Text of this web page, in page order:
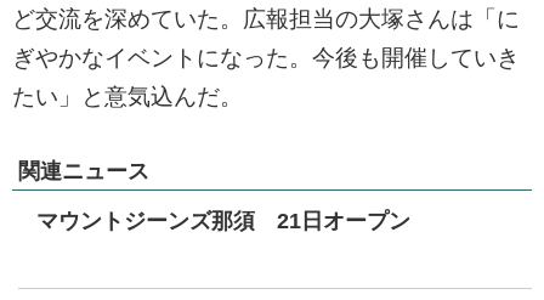
ど交流を深めていた。広報担当の大塚さんは「に
ぎやかなイベントになった。今後も開催していき
たい」と意気込んだ。
関連ニュース
マウントジーンズ那須 21日オープン